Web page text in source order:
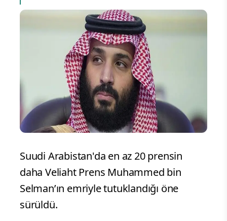
Suudi Arabistan'da en az 20 prensin
daha Veliaht Prens Muhammed bin
Selman’ın emriyle tutuklandığı öne
sürüldü.